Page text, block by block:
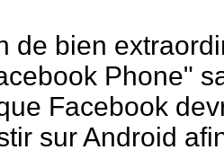
de bien
Phone"
Facebook
sur Android